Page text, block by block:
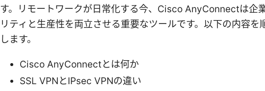
す。リモートワークが日常化する今、Cisco AnyConnectは企
リティと生産性を両立させる重要なツールです。以下の内容を
します。
Cisco AnyConnectとは何か
SSL VPNとIPsec VPNの違い